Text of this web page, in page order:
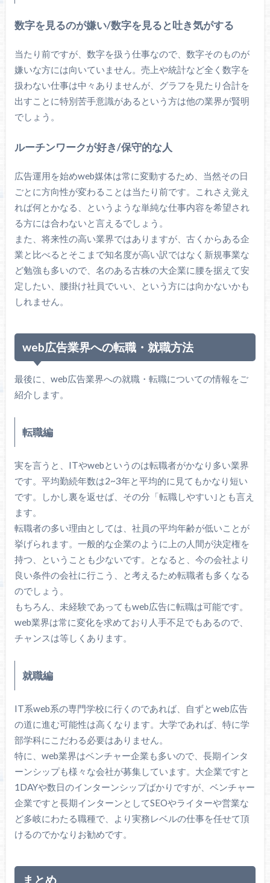
数字を見るのが嫌い/数字を見ると吐き気がする
当たり前ですが、数字を扱う仕事なので、数字そのものが
嫌いな方には向いていません。売上や統計など全く数字を
扱わない仕事は中々ありませんが、グラフを見たり合計を
出すことに特別苦手意識があるという方は他の業界が賢明
でしょう。
ルーチンワークが好き/保守的な人
広告運用を始めweb媒体は常に変動するため、当然その日
ごとに方向性が変わることは当たり前です。これさえ覚え
れば何とかなる、というような単純な仕事内容を希望され
る方には合わないと言えるでしょう。
また、将来性の高い業界ではありますが、古くからある企
業と比べるとそこまで知名度が高い訳ではなく新規事業な
ど勉強も多いので、名のある古株の大企業に腰を据えて安
定したい、腰掛け社員でいい、という方には向かないかも
しれません。
web広告業界への転職・就職方法
最後に、web広告業界への就職・転職についての情報をご
紹介します。
転職編
実を言うと、ITやwebというのは転職者がかなり多い業界
です。平均勤続年数は2~3年と平均的に見てもかなり短い
です。しかし裏を返せば、その分「転職しやすい｣とも言え
ます。
転職者の多い理由としては、社員の平均年齢が低いことが
挙げられます。一般的な企業のように上の人間が決定権を
持つ、ということも少ないです。となると、今の会社より
良い条件の会社に行こう、と考えるため転職者も多くなる
のでしょう。
もちろん、未経験であってもweb広告に転職は可能です。
web業界は常に変化を求めており人手不足でもあるので、
チャンスは等しくあります。
就職編
IT系web系の専門学校に行くのであれば、自ずとweb広告
の道に進む可能性は高くなります。大学であれば、特に学
部学科にこだわる必要はありません。
特に、web業界はベンチャー企業も多いので、長期インタ
ーンシップも様々な会社が募集しています。大企業ですと
1DAYや数日のインターンシップばかりですが、ベンチャー
企業ですと長期インターンとしてSEOやライターや営業な
ど多岐にわたる職種で、より実務レベルの仕事を任せて頂
けるのでかなりお勧めです。
まとめ